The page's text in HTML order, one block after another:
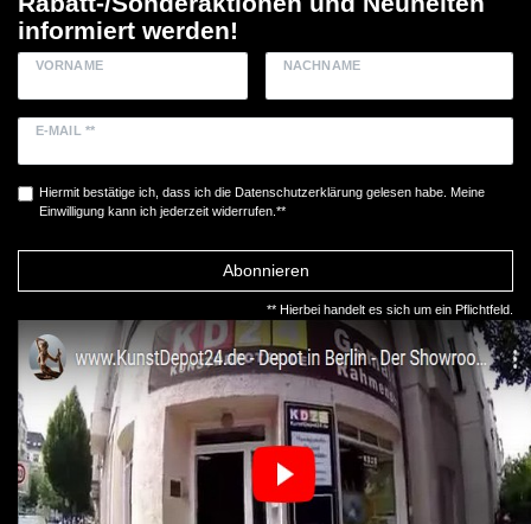
informiert werden!
VORNAME NACHNAME
E-MAIL **
Hiermit bestätige ich, dass ich die Daten­schutz­erklärunggelesen habe. Meine
Einwilligung kann ich jederzeit widerrufen.**
Abonnieren
** Hierbei handelt es sich um ein Pflichtfeld.